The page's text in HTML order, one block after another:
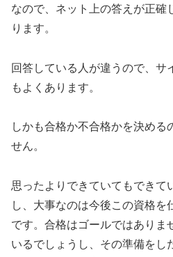
なので、ネット上の答えが正確
ります。
回答している人が違うので、サ
もよくあります。
しかも合格か不合格かを決める
せん。
思ったよりできていてもできて
し、大事なのは今後この資格を
です。合格はゴールではありま
いるでしょうし、その準備をし